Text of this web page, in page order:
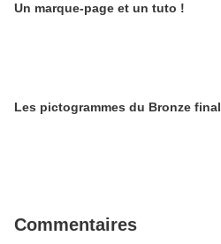
Un marque-page et un tuto !
Les pictogrammes du Bronze final
Commentaires